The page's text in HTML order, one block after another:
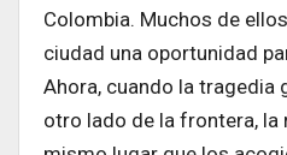
Colombia. Muchos de
ciudad una oportunidad
Ahora, cuando la tragedia
otro lado de la frontera, la